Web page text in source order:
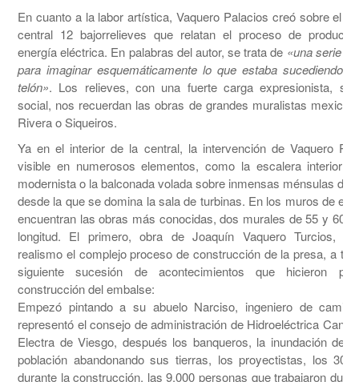
En cuanto a la labor artística, Vaquero Palacios creó sobre el
central 12 bajorrelieves que relatan el proceso de
energía eléctrica. En palabras del autor, se trata de «una serie
para imaginar esquemáticamente lo que estaba sucediendo
telón». Los relieves, con una fuerte carga expresionista,
social, nos recuerdan las obras de grandes muralistas
Rivera o Siqueiros.
Ya en el interior de la central, la intervención de Vaquero
visible en numerosos elementos, como la escalera interior
modernista o la balconada volada sobre inmensas ménsulas de
desde la que se domina la sala de turbinas. En los muros de
encuentran las obras más conocidas, dos murales de 55 y 60
longitud. El primero, obra de Joaquín Vaquero Turcios,
realismo el complejo proceso de construcción de la presa, a
siguiente sucesión de acontecimientos que hicieron
construcción del embalse:
Empezó pintando a su abuelo Narciso, ingeniero de
representó el consejo de administración de Hidroeléctrica
Electra de Viesgo, después los banqueros, la inundación del
población abandonando sus tierras, los proyectistas, los 306
durante la construcción, las 9.000 personas que trabajaron